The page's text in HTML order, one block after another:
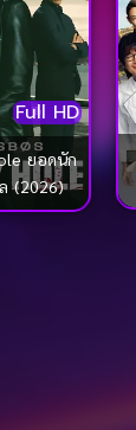
Full HD
ยอดนัก
(2026)